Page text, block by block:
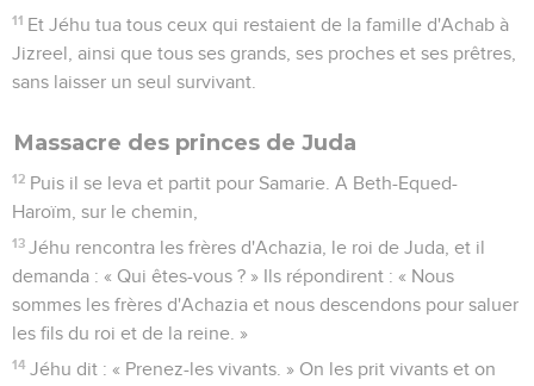
11 Et Jéhu tua tous ceux qui restaient de la famille d'Achab à
Jizreel, ainsi que tous ses grands, ses proches et ses prêtres,
sans laisser un seul survivant.
Massacre des princes de Juda
12 Puis il se leva et partit pour Samarie. A Beth-Equed-
Haroïm, sur le chemin,
13 Jéhu rencontra les frères d'Achazia, le roi de Juda, et il
demanda : « Qui êtes-vous ? » Ils répondirent : « Nous
sommes les frères d'Achazia et nous descendons pour saluer
les fils du roi et de la reine. »
14 Jéhu dit : « Prenez-les vivants. » On les prit vivants et on